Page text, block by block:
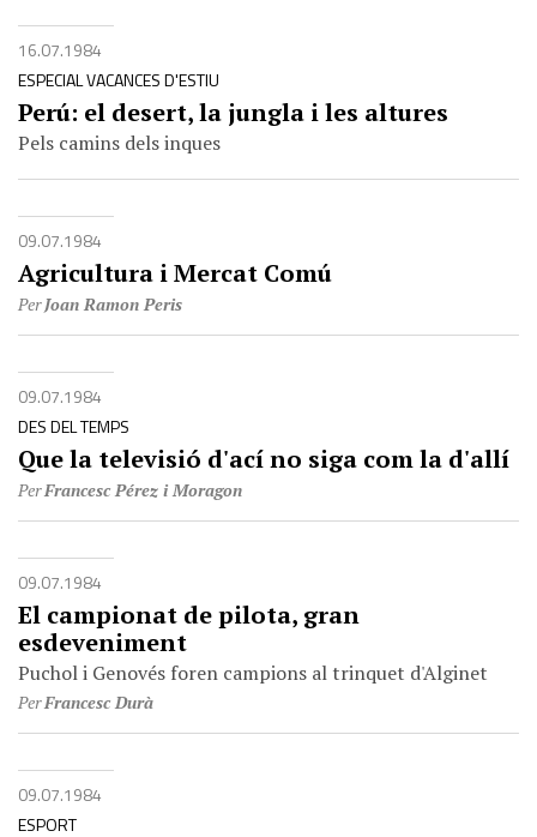
16.07.1984
ESPECIAL VACANCES D'ESTIU
Perú: el desert, la jungla i les altures
Pels camins dels inques
09.07.1984
Agricultura i Mercat Comú
PerJoan Ramon Peris
09.07.1984
DES DEL TEMPS
Que la televisió d'ací no siga com la d'allí
PerFrancesc Pérez i Moragon
09.07.1984
El campionat de pilota, gran
esdeveniment
Puchol i Genovés foren campions al trinquet d'Alginet
PerFrancesc Durà
09.07.1984
ESPORT